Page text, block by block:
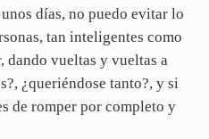
días, no puedo evitar lo
tan inteligentes como
dando vueltas y vueltas a
¿queriéndose tanto?, y si
de romper por completo y